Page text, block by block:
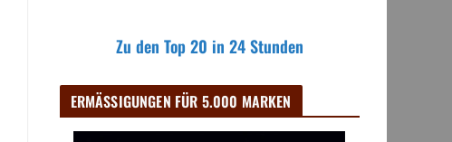
Zu den Top 20 in 24 Stunden
ERMÄSSIGUNGEN FÜR 5.000 MARKEN